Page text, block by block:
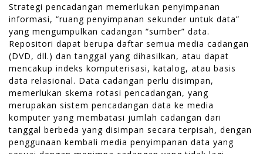
Strategi pencadangan memerlukan penyimpanan
informasi, “ruang penyimpanan sekunder untuk data”
yang mengumpulkan cadangan “sumber” data.
Repositori dapat berupa daftar semua media cadangan
(DVD, dll.) dan tanggal yang dihasilkan, atau dapat
mencakup indeks komputerisasi, katalog, atau basis
data relasional. Data cadangan perlu disimpan,
memerlukan skema rotasi pencadangan, yang
merupakan sistem pencadangan data ke media
komputer yang membatasi jumlah cadangan dari
tanggal berbeda yang disimpan secara terpisah, dengan
penggunaan kembali media penyimpanan data yang